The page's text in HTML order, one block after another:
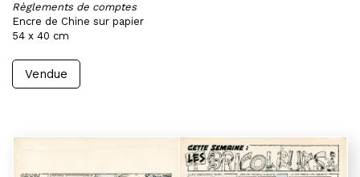
Règlements de comptes
Encre de Chine sur papier
54 x 40 cm
Vendue